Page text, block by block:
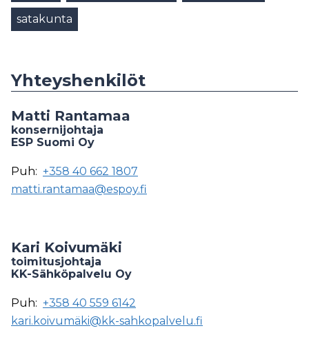
satakunta
Yhteyshenkilöt
Matti Rantamaa
konsernijohtaja
ESP Suomi Oy
Puh: +358 40 662 1807
matti.rantamaa@espoy.fi
Kari Koivumäki
toimitusjohtaja
KK-Sähköpalvelu Oy
Puh: +358 40 559 6142
kari.koivumäki@kk-sahkopalvelu.fi